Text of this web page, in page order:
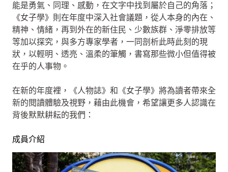
能是勇氣、同理、感動，在文字中找到屬於自己的角落；
《女子學》則在年度中深入社會議題，從人本身的內在、
精神、情緒，再到外在的新住民、少數族群、淨零排放等
等加以探究，與多方專家學者，一同剖析此時此刻的現
狀，以輕明、透亮、溫柔的筆觸，書寫那些微小但值得被
在乎的人事物。
在新的年度裡，《人物誌》和《女子學》將為讀者帶來全
新的閱讀體驗及視野，藉由此機會，希望讓更多人認識在
背後默默耕耘的我們：
成員介紹